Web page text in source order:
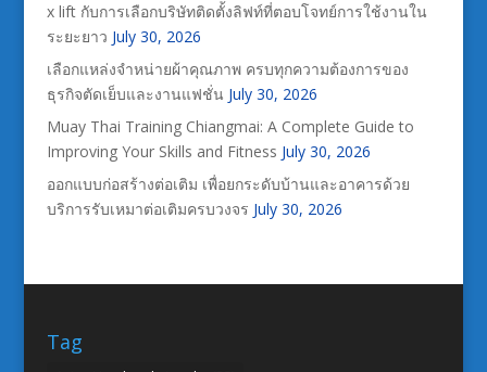
x lift กับการเลือกบริษัทติดตั้งลิฟท์ที่ตอบโจทย์การใช้งานใน
ระยะยาว July 30, 2026
เลือกแหล่งจำหน่ายผ้าคุณภาพ ครบทุกความต้องการของ
ธุรกิจตัดเย็บและงานแฟชั่น July 30, 2026
Muay Thai Training Chiangmai: A Complete Guide to
Improving Your Skills and Fitness July 30, 2026
ออกแบบก่อสร้างต่อเติม เพื่อยกระดับบ้านและอาคารด้วย
บริการรับเหมาต่อเติมครบวงจร July 30, 2026
Tag